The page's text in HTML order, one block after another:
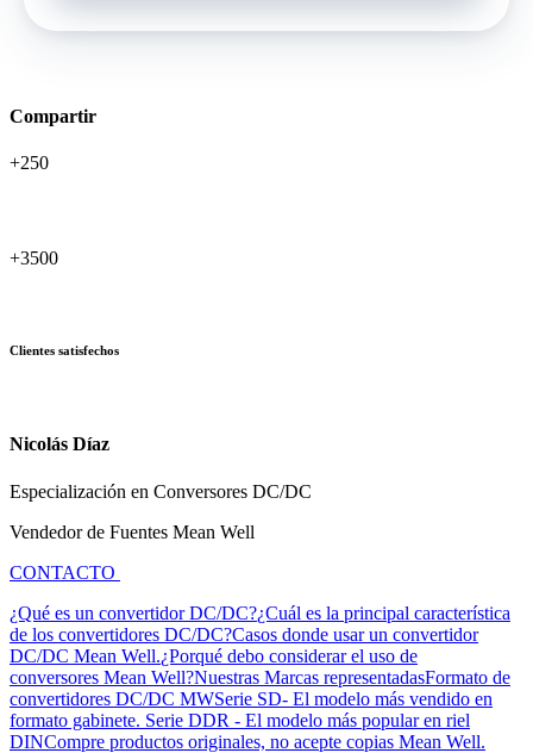
Compartir
+250
+3500
Clientes satisfechos
Nicolás Díaz
Especialización en Conversores DC/DC
Vendedor de Fuentes Mean Well
CONTACTO
¿Qué es un convertidor DC/DC?¿Cuál es la principal característica
de los convertidores DC/DC?Casos donde usar un convertidor
DC/DC Mean Well.¿Porqué debo considerar el uso de
conversores Mean Well?Nuestras Marcas representadasFormato de
convertidores DC/DC MWSerie SD- El modelo más vendido en
formato gabinete. Serie DDR - El modelo más popular en riel
DINCompre productos originales, no acepte copias Mean Well.